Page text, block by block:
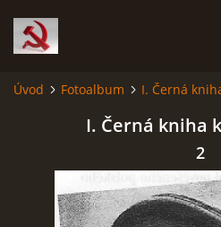
ČERNÁ KNIHA KOMUNISMU I.
ČERNÁ KNIHA KOMUNISMU II.
Úvod Fotoalbum I. Černá
I. Černá kniha
2